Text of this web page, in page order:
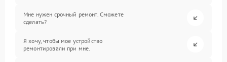
Мне нужен срочный ремонт. Сможете
сделать?
Я хочу, чтобы мое устройство
ремонтировали при мне.